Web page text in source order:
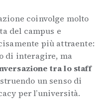
coinvolge molto
del campus e
più attraente:
di interagire, ma
tra lo staff
un senso di
per l’università.